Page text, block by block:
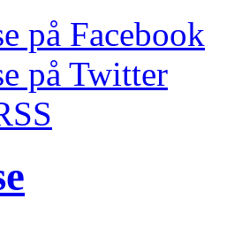
på Facebook
på Twitter